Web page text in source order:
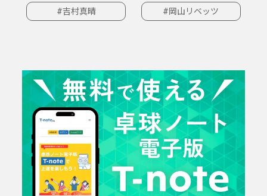
#吉村真晴 #岡山リベッツ